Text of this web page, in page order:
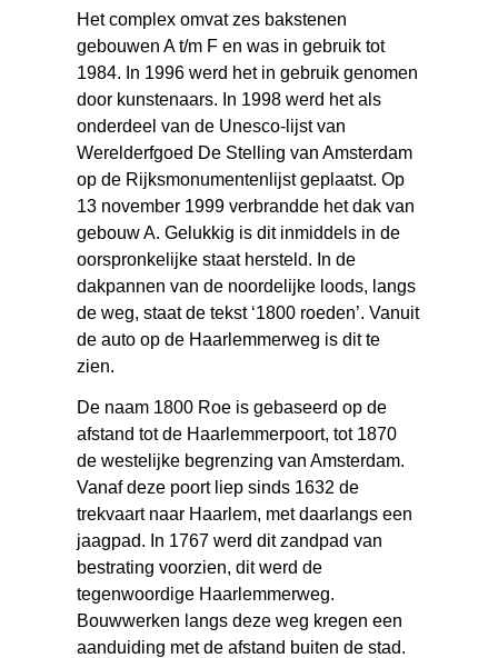
Het complex omvat zes bakstenen
gebouwen A t/m F en was in gebruik tot
1984. In 1996 werd het in gebruik genomen
door kunstenaars. In 1998 werd het als
onderdeel van de Unesco-lijst van
Werelderfgoed De Stelling van Amsterdam
op de Rijksmonumentenlijst geplaatst. Op
13 november 1999 verbrandde het dak van
gebouw A. Gelukkig is dit inmiddels in de
oorspronkelijke staat hersteld. In de
dakpannen van de noordelijke loods, langs
de weg, staat de tekst ‘1800 roeden’. Vanuit
de auto op de Haarlemmerweg is dit te
zien.
De naam 1800 Roe is gebaseerd op de
afstand tot de Haarlemmerpoort, tot 1870
de westelijke begrenzing van Amsterdam.
Vanaf deze poort liep sinds 1632 de
trekvaart naar Haarlem, met daarlangs een
jaagpad. In 1767 werd dit zandpad van
bestrating voorzien, dit werd de
tegenwoordige Haarlemmerweg.
Bouwwerken langs deze weg kregen een
aanduiding met de afstand buiten de stad.